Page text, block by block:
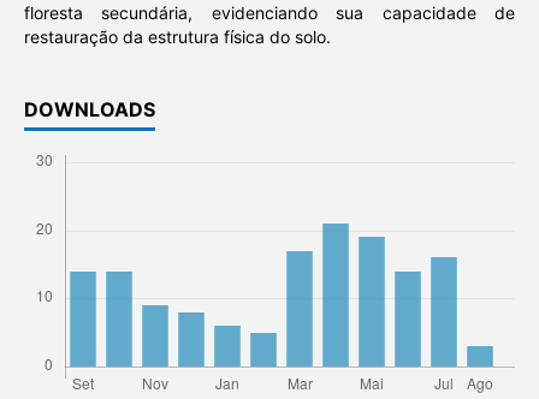
floresta secundária, evidenciando sua capacidade de
restauração da estrutura física do solo.
DOWNLOADS